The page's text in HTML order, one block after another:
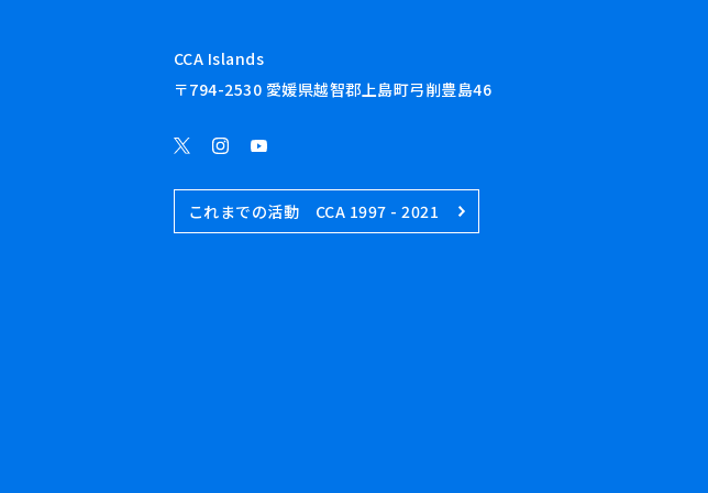
CCA Islands
〒794-2530 愛媛県越智郡上島町弓削豊島46
これまでの活動 CCA 1997 - 2021